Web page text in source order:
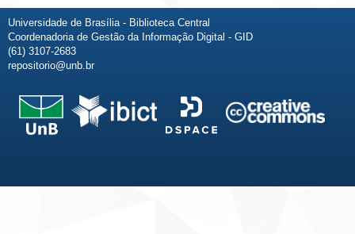
Universidade de Brasília - Biblioteca Central
Coordenadoria de Gestão da Informação Digital - GID
(61) 3107-2683
repositorio@unb.br